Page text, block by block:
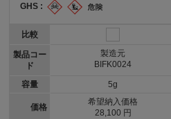
GHS :
比較
製品コー
ド
容量
価格
製造元
BIFK0024
5g
希望納入価格
28,100 円